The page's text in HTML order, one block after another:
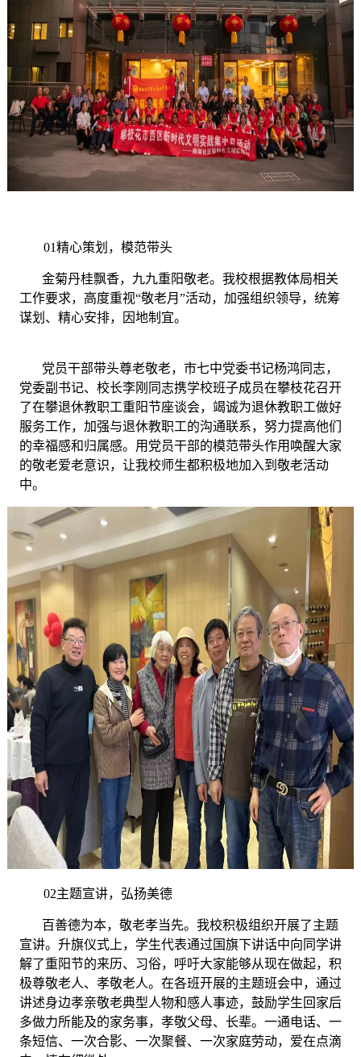
01精心策划，模范带头
金菊丹桂飘香，九九重阳敬老。我校根据教体局相关
工作要求，高度重视“敬老月”活动，加强组织领导，统筹
谋划、精心安排，因地制宜。
党员干部带头尊老敬老，市七中党委书记杨鸿同志，
党委副书记、校长李刚同志携学校班子成员在攀枝花召开
了在攀退休教职工重阳节座谈会，竭诚为退休教职工做好
服务工作，加强与退休教职工的沟通联系，努力提高他们
的幸福感和归属感。用党员干部的模范带头作用唤醒大家
的敬老爱老意识，让我校师生都积极地加入到敬老活动
中。
02主题宣讲，弘扬美德
百善德为本，敬老孝当先。我校积极组织开展了主题
宣讲。升旗仪式上，学生代表通过国旗下讲话中向同学讲
解了重阳节的来历、习俗，呼吁大家能够从现在做起，积
极尊敬老人、孝敬老人。在各班开展的主题班会中，通过
讲述身边孝亲敬老典型人物和感人事迹，鼓励学生回家后
多做力所能及的家务事，孝敬父母、长辈。一通电话、一
条短信、一次合影、一次聚餐、一次家庭劳动，爱在点滴